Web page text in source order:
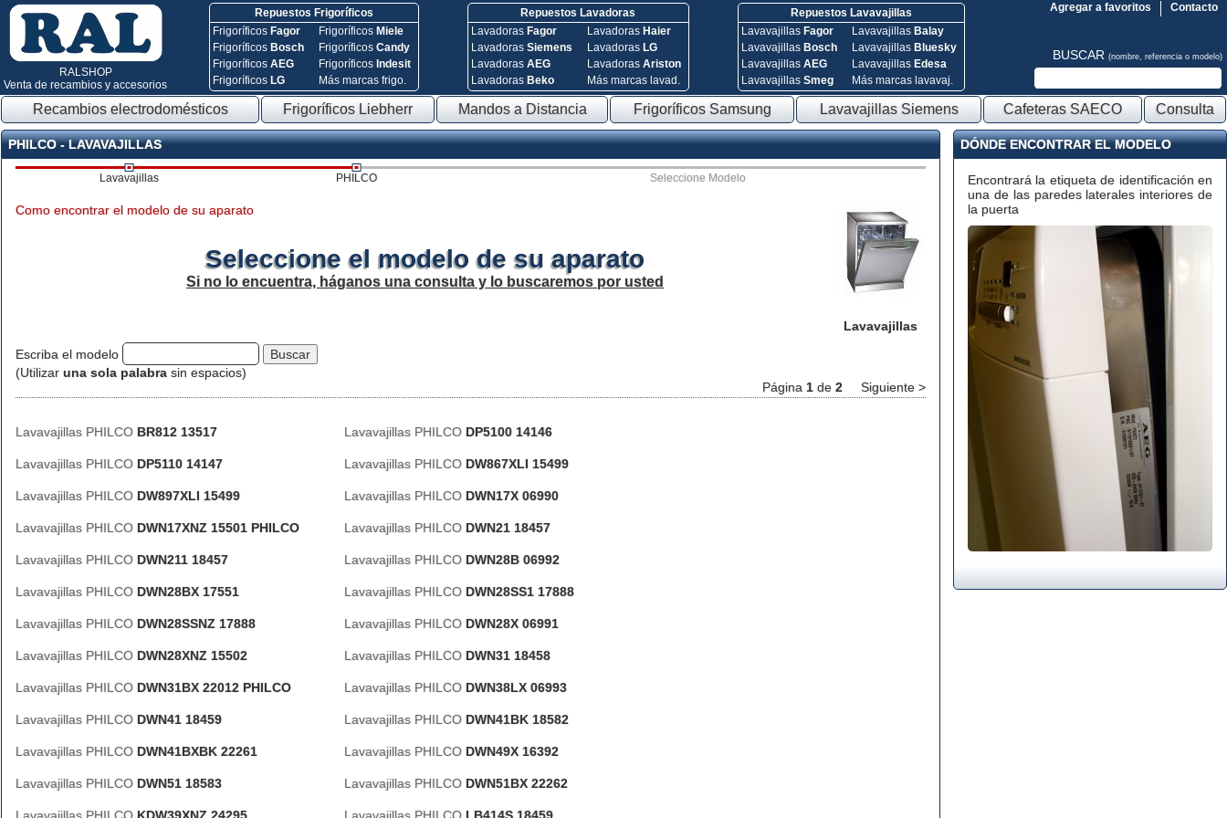
RALSHOP
Venta de recambios y accesorios
Repuestos Frigoríficos
Frigoríficos Fagor
Frigoríficos Bosch
FrigoríficosAEG
Frigoríficos LG
Frigoríficos Miele
FrigoríficosCandy
Frigoríficos Indesit
Más marcas frigo.
Repuestos Lavadoras
Lavadoras Fagor
Lavadoras Siemens
Lavadoras AEG
Lavadoras Beko
Lavadoras Haier
Lavadoras LG
Lavadoras Ariston
Más marcas lavad.
Repuestos Lavavajillas
Lavavajillas Fagor
Lavavajillas Bosch
Lavavajillas AEG
Lavavajillas Smeg
Lavavajillas Balay
Lavavajillas Bluesky
Lavavajillas Edesa
Más marcas lavavaj.
Contacto
Agregar a favoritos
BUSCAR (nombre, referencia o modelo)
Recambios electrodomésticos Frigoríficos Liebherr Mandos a Distancia Frigoríficos Samsung Lavavajillas Siemens Cafeteras SAECO Consulta
PHILCO - LAVAVAJILLAS
Lavavajillas PHILCO Seleccione Modelo
Lavavajillas
Como encontrar el modelo de su aparato
Seleccione el modelo de su aparato
Si no lo encuentra, háganos una consulta y lo buscaremos por usted
Escriba el modelo
(Utilizar una sola palabra sin espacios)
Página 1 de 2 Siguiente >
Lavavajillas PHILCO BR812 13517 Lavavajillas PHILCO DP5100 14146
Lavavajillas PHILCO DP5110 14147 Lavavajillas PHILCO DW867XLI 15499
Lavavajillas PHILCO DW897XLI 15499 Lavavajillas PHILCO DWN17X 06990
Lavavajillas PHILCO DWN17XNZ 15501 PHILCO Lavavajillas PHILCO DWN21 18457
Lavavajillas PHILCO DWN211 18457 Lavavajillas PHILCO DWN28B 06992
Lavavajillas PHILCO DWN28BX 17551 Lavavajillas PHILCO DWN28SS1 17888
Lavavajillas PHILCO DWN28SSNZ 17888 Lavavajillas PHILCO DWN28X 06991
Lavavajillas PHILCO DWN28XNZ 15502 Lavavajillas PHILCO DWN31 18458
Lavavajillas PHILCO DWN31BX 22012 PHILCO Lavavajillas PHILCO DWN38LX 06993
Lavavajillas PHILCO DWN41 18459 Lavavajillas PHILCO DWN41BK 18582
Lavavajillas PHILCO DWN41BXBK 22261 Lavavajillas PHILCO DWN49X 16392
Lavavajillas PHILCO DWN51 18583 Lavavajillas PHILCO DWN51BX 22262
DÓNDE ENCONTRAR EL MODELO
Encontrará la etiqueta de identificación en
una de las paredes laterales interiores de
la puerta